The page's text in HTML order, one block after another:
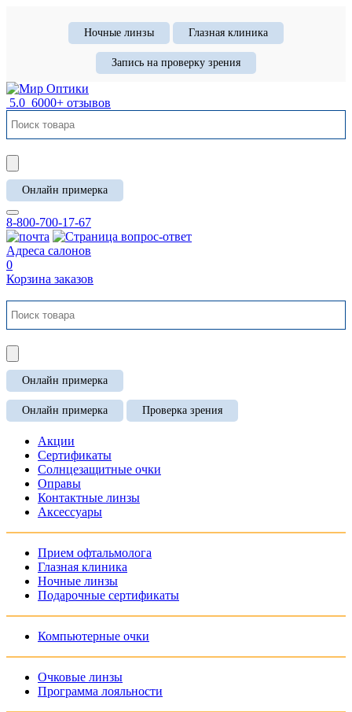
Ночные линзы Глазная клиника
Запись на проверку зрения
5.0 6000+ отзывов
Онлайн примерка
8-800-700-17-67
Адреса салонов
0
Корзина заказов
Онлайн примерка
Онлайн примерка Проверка зрения
Акции
Сертификаты
Солнцезащитные очки
Оправы
Контактные линзы
Аксессуары
Прием офтальмолога
Глазная клиника
Ночные линзы
Подарочные сертификаты
Компьютерные очки
Очковые линзы
Программа лояльности